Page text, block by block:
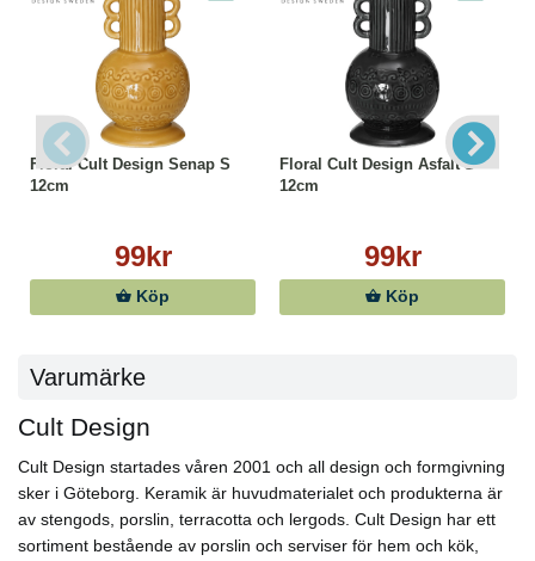
Floral Cult Design Senap S
12cm
99kr
Köp
Floral Cult Design Asfalt S
12cm
99kr
Köp
Varumärke
Cult Design
Cult Design startades våren 2001 och all design och formgivning
sker i Göteborg. Keramik är huvudmaterialet och produkterna är
av stengods, porslin, terracotta och lergods. Cult Design har ett
sortiment bestående av porslin och serviser för hem och kök,